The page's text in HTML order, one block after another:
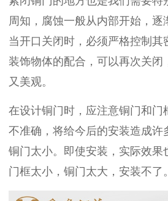
周知，腐蚀一般从内部开始，逐
当开口关闭时，必须严格控制其
装饰物体的配合，可以再次关闭
又美观。
在设计铜门时，应注意铜门和门
不准确，将给今后的安装造成许
铜门太小。即使安装，实际效果
门框太小，铜门太大，安装不了。